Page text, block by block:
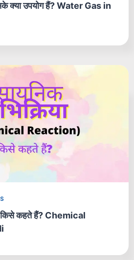
क्या उपयोग हैं? Water Gas in
किसे कहते हैं? Chemical